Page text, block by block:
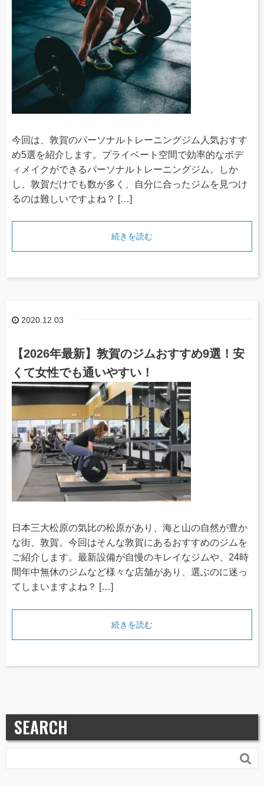
今回は、敦賀のパーソナルトレーニングジム人気おすす
め5選を紹介します。プライベート空間で効率的なボデ
ィメイクができるパーソナルトレーニングジム。しか
し、敦賀だけでも数が多く、自分に合ったジムを見つけ
るのは難しいですよね？ […]
続きを読む
2020.12.03
【2026年最新】敦賀のジムおすすめ9選！安
くて女性でも通いやすい！
日本三大松原の気比の松原があり、海と山の自然が豊か
な街、敦賀。今回はそんな敦賀にあるおすすめのジムを
ご紹介します。最新設備が自慢のキレイなジムや、24時
間年中無休のジムなど様々な店舗があり、選ぶのに迷っ
てしまいますよね？ […]
続きを読む
SEARCH
